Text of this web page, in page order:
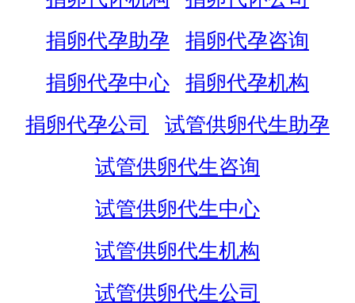
捐卵代孕助孕
捐卵代孕咨询
捐卵代孕中心
捐卵代孕机构
捐卵代孕公司
试管供卵代生助孕
试管供卵代生咨询
试管供卵代生中心
试管供卵代生机构
试管供卵代生公司